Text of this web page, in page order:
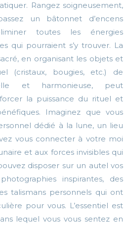
Rangez soigneusement,
un bâtonnet d’encens
toutes les énergies
qui pourraient s’y trouver. La
en organisant les objets et
(cristaux, bougies, etc.) de
et harmonieuse, peut
la puissance du rituel et
Imaginez que vous
dédié à la lune, un lieu
vous connecter à votre moi
et aux forces invisibles qui
disposer sur un autel vos
inspirantes, des
talismans personnels qui ont
pour vous. L’essentiel est
lequel vous vous sentez en